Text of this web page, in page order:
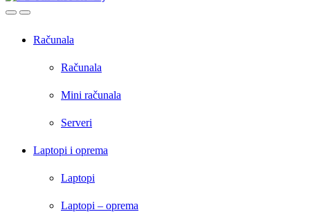
OpenClose
Računala
Računala
Mini računala
Serveri
Laptopi i oprema
Laptopi
Laptopi – oprema